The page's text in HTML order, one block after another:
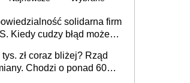
solidarna firm
Kiedy cudzy błąd może
zł coraz bliżej? Rząd
Chodzi o ponad 60